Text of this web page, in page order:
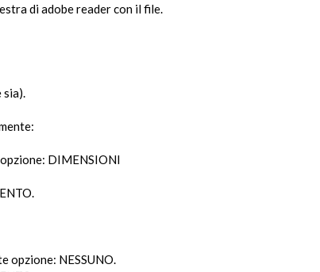
di adobe reader con il file.
sia).
DIMENSIONI
opzione: NESSUNO.